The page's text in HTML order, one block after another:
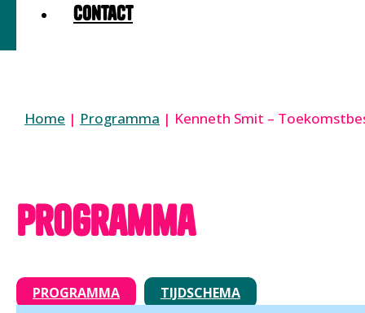
Contact
Home | Programma | Kenneth Smit –
Programma
PROGRAMMA TIJDSCHEMA